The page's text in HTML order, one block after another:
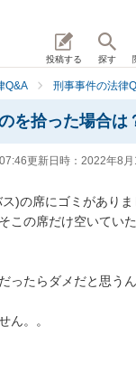
投稿する 探す
Q&A 刑事事件の法律
を拾った場合は
更新日時： 2022年8
)の席にゴミがあり
この席だけ空いてい
ったらダメだと思う
ん。。